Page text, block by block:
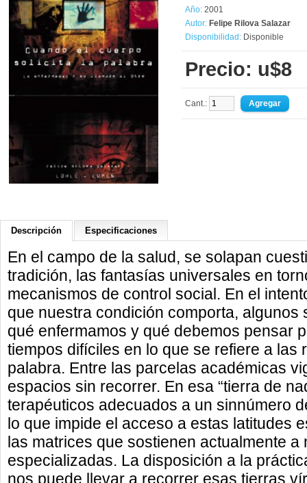
Año: 2001
Autor: Felipe Rilova Salazar
Disponibilidad: Disponible
Precio: u$8
Cant.:
Descripción Especificaciones
En el campo de la salud, se solapan
tradición, las fantasías universales en
mecanismos de control social. En el
que nuestra condición comporta,
qué enfermamos y qué debemos pensar
tiempos difíciles en lo que se refiere a las
palabra. Entre las parcelas académicas
espacios sin recorrer. En esa “tierra de
terapéuticos adecuados a un sinnúmero
lo que impide el acceso a estas latitudes
las matrices que sostienen actualmente a
especializadas. La disposición a la
nos puede llevar a recorrer esas tierras